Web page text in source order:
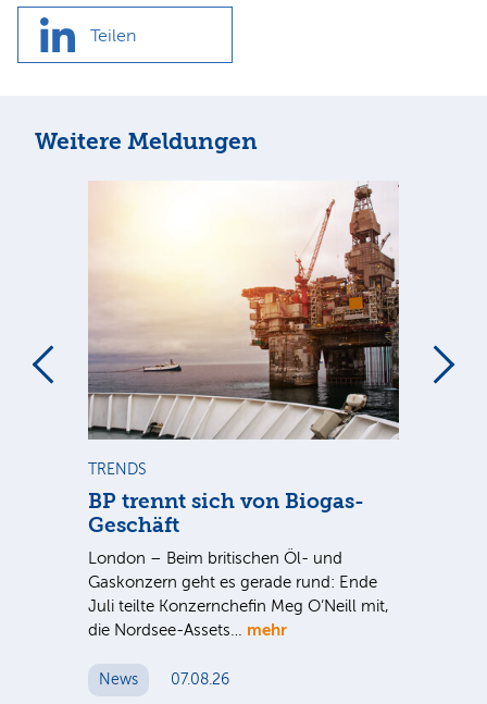
Teilen
Weitere Meldungen
TRENDS
BP trennt sich von Biogas-
Geschäft
London – Beim britischen Öl- und
Gaskonzern geht es gerade rund: Ende
Juli teilte Konzernchefin Meg O‘Neill mit,
die Nordsee-Assets… mehr
News 07.08.26